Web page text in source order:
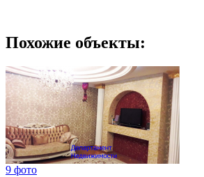
Похожие объекты:
9 фото